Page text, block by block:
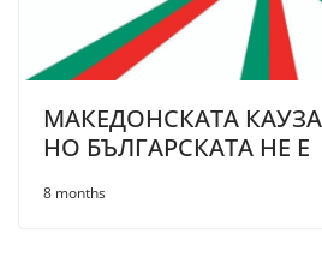
МАКЕДОНСКАТА
НО БЪЛГАРСКАТА НЕ Е
8 months